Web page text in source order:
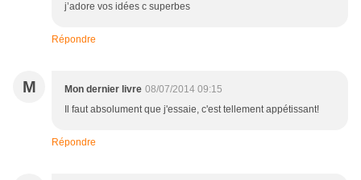
j’adore vos idées c superbes
Répondre
M Mon dernier livre 08/07/2014 09:15
Il faut absolument que j'essaie, c'est tellement appétissant!
Répondre